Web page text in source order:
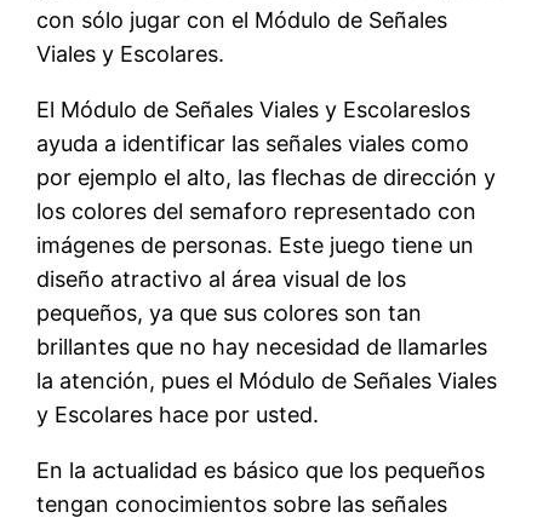
con sólo jugar con el Módulo de Señales
Viales y Escolares.
El Módulo de Señales Viales y Escolareslos
ayuda a identificar las señales viales como
por ejemplo el alto, las flechas de dirección y
los colores del semaforo representado con
imágenes de personas. Este juego tiene un
diseño atractivo al área visual de los
pequeños, ya que sus colores son tan
brillantes que no hay necesidad de llamarles
la atención, pues el Módulo de Señales Viales
y Escolares hace por usted.
En la actualidad es básico que los pequeños
tengan conocimientos sobre las señales